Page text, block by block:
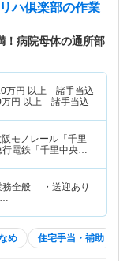
ハ倶楽部の作業
！病院母体の通所部
万円 以上 諸手当込
万円 以上 諸手当込
モノレール「千里
電鉄「千里中央
務全般 ・送迎あり
可能） ★…
め 住宅手当・補助